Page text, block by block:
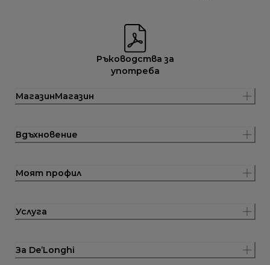
Ръководства за
употреба
МагазинМагазин
Вдъхновение
Моят профил
Услуга
За De’Longhi